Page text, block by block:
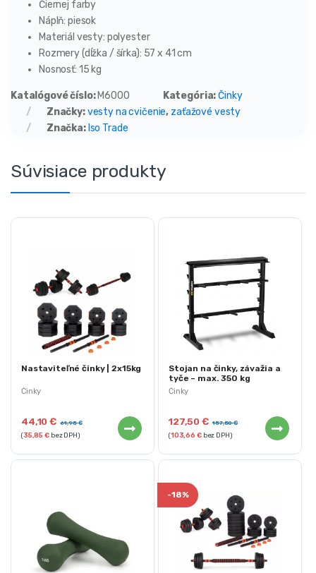
Čiernej farby
Náplň: piesok
Materiál vesty: polyester
Rozmery (dĺžka / šírka): 57 x 41 cm
Nosnosť: 15 kg
Katalógové číslo: M6000 Kategória:Činky
Značky:vesty na cvičenie, zaťažové vesty
Značka: Iso Trade
Súvisiace produkty
Činky
Nastaviteľné činky | 2x15kg
44,10€ 61,95€
(35,85€bez DPH)
Činky
Stojan na činky, závažia a
tyče – max. 350 kg
127,50€ 157,50€
(103,66 €bez DPH)
-18%